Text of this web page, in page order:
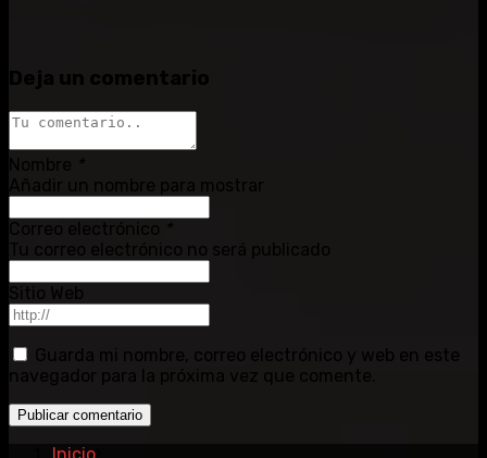
Deja un comentario
Nombre *
Añadir un nombre para mostrar
Correo electrónico *
Tu correo electrónico no será publicado
Sitio Web
Guarda mi nombre, correo electrónico y web en este
navegador para la próxima vez que comente.